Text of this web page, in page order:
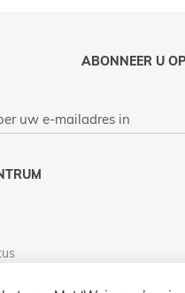
ABONNEER U